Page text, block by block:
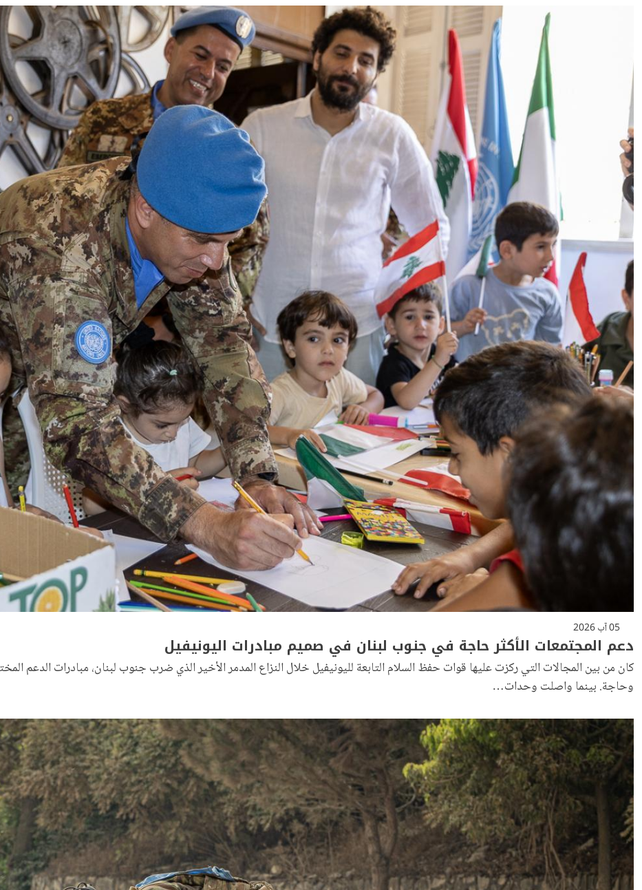
05 آب 2026
دعم المجتمعات الأكثر حاجة في جنوب لبنان في صميم مبادرات اليونيفيل
كان من بين المجالات التي ركزت عليها قوات حفظ السلام التابعة لليونيفيل خلال النزاع المدمر الأخير الذي ضرب جنوب لبنان، مبادرات الدعم
وحاجة. بينما واصلت وحدات…